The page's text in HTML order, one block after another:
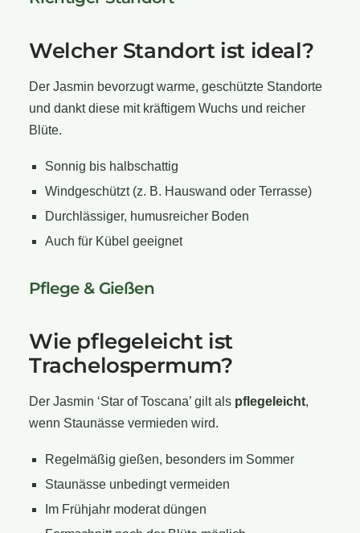
Welcher Standort ist ideal?
Der Jasmin bevorzugt warme, geschützte Standorte
und dankt diese mit kräftigem Wuchs und reicher
Blüte.
Sonnig bis halbschattig
Windgeschützt (z. B. Hauswand oder Terrasse)
Durchlässiger, humusreicher Boden
Auch für Kübel geeignet
Pflege & Gießen
Wie pflegeleicht ist
Trachelospermum?
Der Jasmin ‘Star of Toscana’ gilt als pflegeleicht,
wenn Staunässe vermieden wird.
Regelmäßig gießen, besonders im Sommer
Staunässe unbedingt vermeiden
Im Frühjahr moderat düngen